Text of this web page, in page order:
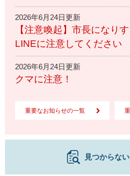
2026年6月24日更新
【注意喚起】市長になり
LINEに注意してください
2026年6月24日更新
クマに注意！
重要なお知らせの一覧
見つからな